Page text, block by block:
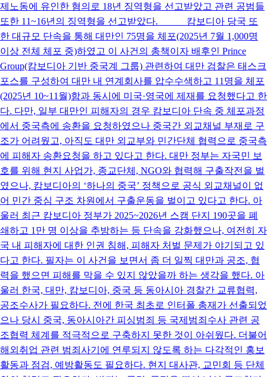
제노동에 유인한 혐의로 18년 징역형을 선고받았고 관련 공범들
또한 11~16년의 징역형을 선고받았다. 캄보디아 당국 또
한 대규모 단속을 통해 대만인 75명을 체포(2025년 7월 1,000명
이상 전체 체포 중)하였고 이 사건의 총책이자 배후인 Prince
Group(캄보디아 기반 중국계 그룹) 관련하여 대만 검찰은 태스크
포스를 구성하여 대만 내 연계회사를 압수수색하고 11명을 체포
(2025년 10~11월)함과 동시에 미국·영국에 제재를 요청했다고 한
다. 다만, 일부 대만인 피해자의 경우 캄보디아 단속 중 체포과정
에서 중국측에 송환을 요청하였으나 중국간 외교채널 부재로 구
조가 어려웠고, 아직도 대만 외교부와 민간단체 협력으로 중국측
에 피해자 송환요청을 하고 있다고 한다. 대만 정부는 자국민 보
호를 위해 현지 사업가, 종교단체, NGO와 협력해 구출작전을 벌
였으나, 캄보디아의 ‘하나의 중국’ 정책으로 공식 외교채널이 없
어 민간 중심 구조 차원에서 구출운동을 벌이고 있다고 한다. 아
울러 최근 캄보디아 정부가 2025~2026년 스캠 단지 190곳을 폐
쇄하고 1만 명 이상을 추방하는 등 단속을 강화했으나, 여전히 자
국 내 피해자에 대한 인권 침해, 피해자 처벌 문제가 야기되고 있
다고 한다. 필자는 이 사건을 보면서 좀 더 일찍 대만과 공조, 협
력을 했으면 피해를 막을 수 있지 않았을까 하는 생각을 했다. 아
울러 한국, 대만, 캄보디아, 중국 등 동아시아 경찰간 교류협력,
공조수사가 필요하다. 전에 한국 최초로 인터폴 총재가 선출되었
으나 당시 중국, 동아시아간 피싱범죄 등 국제범죄수사 관련 공
조협력 체계를 적극적으로 구축하지 못한 것이 아쉬웠다. 더불어
해외취업 관련 범죄사기에 연루되지 않도록 하는 다각적인 홍보
활동과 점검, 예방활동도 필요하다. 현지 대사관, 교민회 등 단체